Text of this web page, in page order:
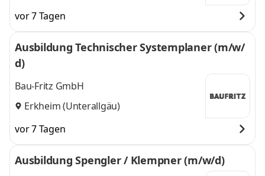
vor 7 Tagen
Ausbildung Technischer Systemplaner (m/w/
d)
Bau-Fritz GmbH
Erkheim (Unterallgäu)
vor 7 Tagen
Ausbildung Spengler / Klempner (m/w/d)